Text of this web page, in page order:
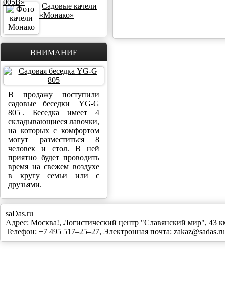
005B»
Садовые качели
«Монако»
ВНИМАНИЕ
В продажу поступили
садовые беседки
YG-G
805 . Беседка имеет 4
складывающиеся лавочки,
на которых с комфортом
могут разместиться 8
человек и стол. В ней
приятно будет проводить
время на свежем воздухе
в кругу семьи или с
друзьями.
saDas.ru
Адрес: Москва!, Логистический центр "Славянский мир",
Телефон: +7 495 517–25–27, Электронная почта: zakaz@sadas.ru